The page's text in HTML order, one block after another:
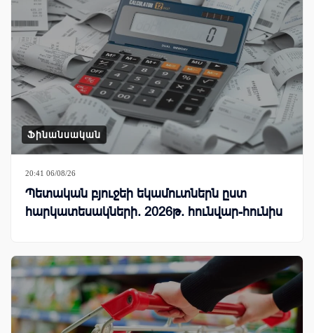
Ֆինանսական
20:41 06/08/26
Պետական բյուջեի եկամուտներն ըստ
հարկատեսակների. 2026թ. հունվար-հունիս